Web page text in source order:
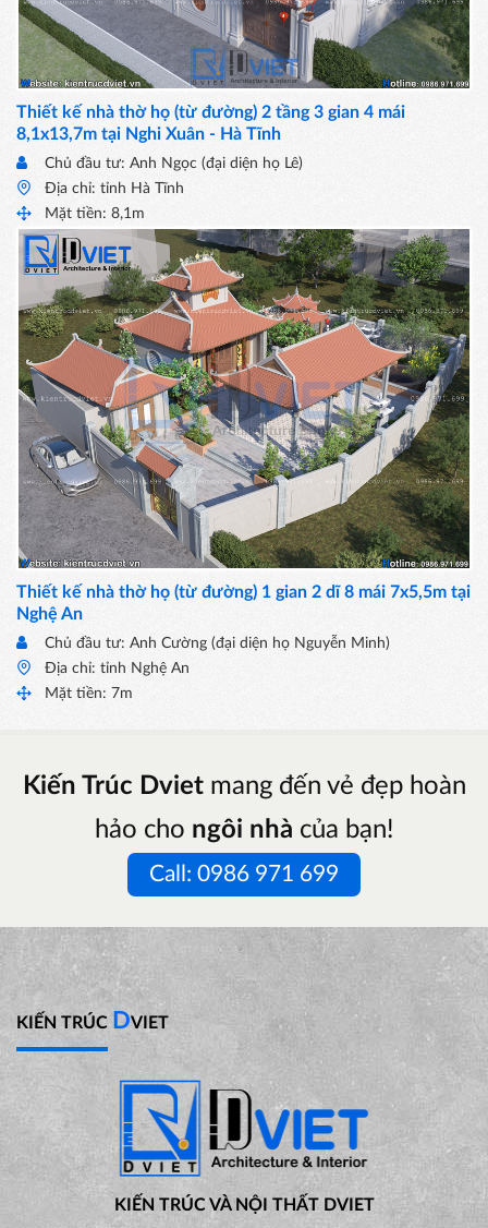
Thiết kế nhà thờ họ (từ đường) 2 tầng 3 gian 4 mái
8,1x13,7m tại Nghi Xuân - Hà Tĩnh
Chủ đầu tư: Anh Ngọc (đại diện họ Lê)
Địa chỉ: tỉnh Hà Tĩnh
Mặt tiền: 8,1m
Thiết kế nhà thờ họ (từ đường) 1 gian 2 dĩ 8 mái 7x5,5m tại
Nghệ An
Chủ đầu tư: Anh Cường (đại diện họ Nguyễn Minh)
Địa chỉ: tỉnh Nghệ An
Mặt tiền: 7m
Kiến Trúc Dvietmang đến vẻ đẹp hoàn
hảo cho ngôi nhà của bạn!
Call: 0986 971 699
KIẾN TRÚC DVIET
KIẾN TRÚC VÀ NỘI THẤT DVIET